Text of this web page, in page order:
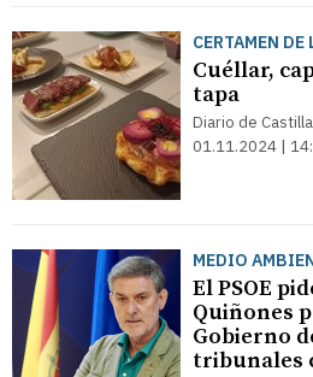
CERTAMEN DE
Cuéllar,
tapa
Diario de
01.11.2024 |
MEDIO
El PSOE
Quiñones
Gobierno
tribunales